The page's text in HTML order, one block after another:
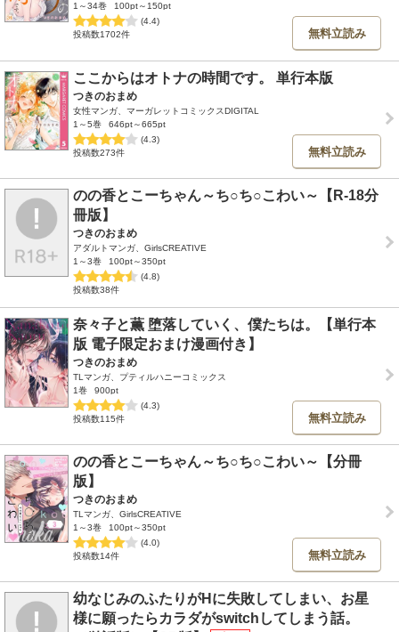
1～34巻
100pt～150pt
(4.4)
投稿数1702件
無料立読み
ここからはオトナの時間です。 単行本版
つきのおまめ
女性マンガ、マーガレットコミックスDIGITAL
1～5巻
646pt～665pt
(4.3)
投稿数273件
無料立読み
のの香とこーちゃん～ち○ち○こわい～【R-18分
冊版】
つきのおまめ
アダルトマンガ、GirlsCREATIVE
1～3巻
100pt～350pt
(4.8)
投稿数38件
奈々子と薫 堕落していく、僕たちは。【単行本
版 電子限定おまけ漫画付き】
つきのおまめ
TLマンガ、プティルハニーコミックス
1巻
900pt
(4.3)
投稿数115件
無料立読み
のの香とこーちゃん～ち○ち○こわい～【分冊
版】
つきのおまめ
TLマンガ、GirlsCREATIVE
1～3巻
100pt～350pt
(4.0)
投稿数14件
無料立読み
幼なじみのふたりがHに失敗してしまい、お星
様に願ったらカラダがswitchしてしまう話。